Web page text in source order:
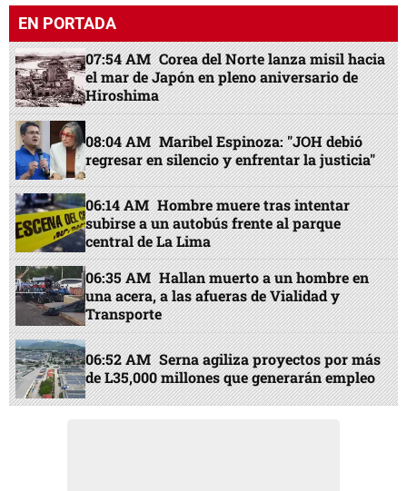
EN PORTADA
07:54 AM Corea del Norte lanza misil hacia
el mar de Japón en pleno aniversario de
Hiroshima
08:04 AM Maribel Espinoza: "JOH debió
regresar en silencio y enfrentar la justicia"
06:14 AM Hombre muere tras intentar
subirse a un autobús frente al parque
central de La Lima
06:35 AM Hallan muerto a un hombre en
una acera, a las afueras de Vialidad y
Transporte
06:52 AM Serna agiliza proyectos por más
de L35,000 millones que generarán empleo